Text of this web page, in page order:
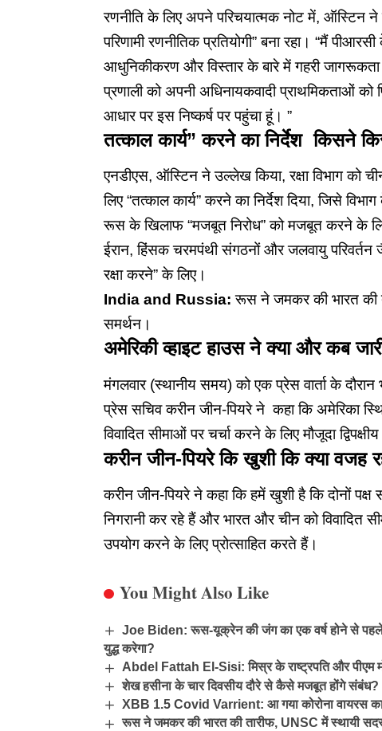
रणनीति के लिए अपने परिचयात्मक नोट में, ऑस्टिन
परिणामी रणनीतिक प्रतियोगी” बना रहा। “मैं
आधुनिकीकरण और विस्तार के बारे में गहरी
प्रणाली को अपनी अधिनायकवादी प्राथमिकताओं
आधार पर इस निष्कर्ष पर पहुंचा हूं। ”
तत्काल कार्य” करने का निर्देश किसने
एनडीएस, ऑस्टिन ने उल्लेख किया, रक्षा विभाग को
लिए “तत्काल कार्य” करने का निर्देश दिया, जिसे
रूस के खिलाफ “मजबूत निरोध” को मजबूत करने के
ईरान, हिंसक चरमपंथी संगठनों और जलवायु
रक्षा करने” के लिए।
India and Russia: रूस ने जमकर की भारत की
समर्थन।
अमेरिकी व्हाइट हाउस ने क्या और कब
मंगलवार (स्थानीय समय) को एक प्रेस वार्ता के
प्रेस सचिव करीन जीन-पियरे ने कहा कि अमेरिका
विवादित सीमाओं पर चर्चा करने के लिए मौजूदा
करीन जीन-पियरे कि खुशी कि क्या वजह
करीन जीन-पियरे ने कहा कि हमें खुशी है कि दोनों
निगरानी कर रहे हैं और भारत और चीन को विवादित
उपयोग करने के लिए प्रोत्साहित करते हैं।
You Might Also Like
Joe Biden: रूस-यूक्रेन की जंग का एक वर्ष होने से
युद्ध करेगा?
Abdel Fattah El-Sisi: मिस्र के राष्ट्रपति और पीएम
शेख हसीना के चार दिवसीय दौरे से कैसे मजबूत होंगे संबंध?
XBB 1.5 Covid Varrient: आ गया कोरोना वायरस
रूस ने जमकर की भारत की तारीफ, UNSC में स्थायी